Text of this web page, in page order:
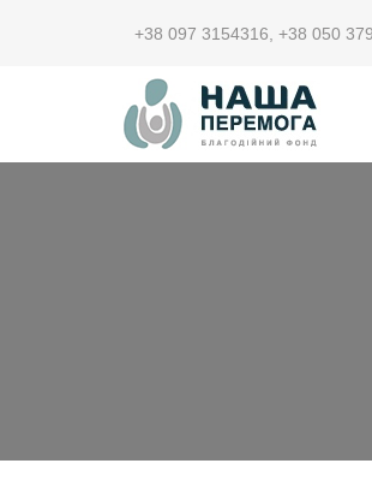
+38 097 3154316 +38 050